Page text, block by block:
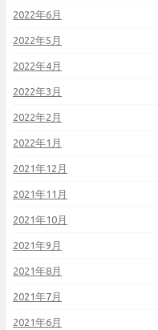
2022年6月
2022年5月
2022年4月
2022年3月
2022年2月
2022年1月
2021年12月
2021年11月
2021年10月
2021年9月
2021年8月
2021年7月
2021年6月